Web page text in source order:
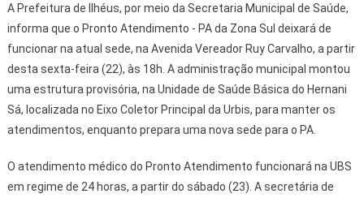
A Prefeitura de Ilhéus, por meio da Secretaria Municipal de Saúde,
informa que o Pronto Atendimento - PA da Zona Sul deixará de
funcionar na atual sede, na Avenida Vereador Ruy Carvalho, a partir
desta sexta-feira (22), às 18h. A administração municipal montou
uma estrutura provisória, na Unidade de Saúde Básica do Hernani
Sá, localizada no Eixo Coletor Principal da Urbis, para manter os
atendimentos, enquanto prepara uma nova sede para o PA.
O atendimento médico do Pronto Atendimento funcionará na UBS
em regime de 24 horas, a partir do sábado (23). A secretária de